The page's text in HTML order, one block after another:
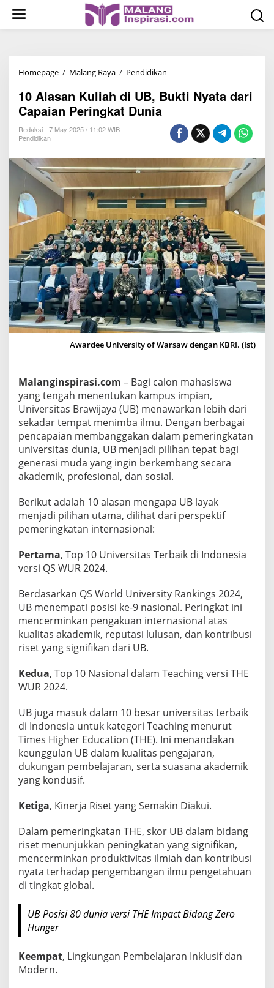
Homepage / Malang Raya / Pendidikan
A
a
a
n
K
u
l
i
a
h
d
i
U
,
t
i
N
y
a
t
a
d
r
i
a
i
a
n
P
i
k
a
D
i
10 Alasan Kuliah di UB, Bukti Nyata dari
Capaian Peringkat Dunia
Redaksi
7 May 2025 / 11:02 WIB
Pendidikan
Awardee University of Warsaw dengan KBRI. (Ist)
Malanginspirasi.com – Bagi calon mahasiswa
yang tengah menentukan kampus impian,
Universitas Brawijaya (UB) menawarkan lebih dari
sekadar tempat menimba ilmu. Dengan berbagai
pencapaian membanggakan dalam pemeringkatan
universitas dunia, UB menjadi pilihan tepat bagi
generasi muda yang ingin berkembang secara
akademik, profesional, dan sosial.
Berikut adalah 10 alasan mengapa UB layak
menjadi pilihan utama, dilihat dari perspektif
pemeringkatan internasional:
Pertama, Top 10 Universitas Terbaik di Indonesia
versi QS WUR 2024.
Berdasarkan QS World University Rankings 2024,
UB menempati posisi ke-9 nasional. Peringkat ini
mencerminkan pengakuan internasional atas
kualitas akademik, reputasi lulusan, dan kontribusi
riset yang signifikan dari UB.
Kedua, Top 10 Nasional dalam Teaching versi THE
WUR 2024.
UB juga masuk dalam 10 besar universitas terbaik
di Indonesia untuk kategori Teaching menurut
Times Higher Education (THE). Ini menandakan
keunggulan UB dalam kualitas pengajaran,
dukungan pembelajaran, serta suasana akademik
yang kondusif.
Ketiga, Kinerja Riset yang Semakin Diakui.
Dalam pemeringkatan THE, skor UB dalam bidang
riset menunjukkan peningkatan yang signifikan,
mencerminkan produktivitas ilmiah dan kontribusi
nyata terhadap pengembangan ilmu pengetahuan
di tingkat global.
UB Posisi 80 dunia versi THE Impact Bidang Zero
Hunger
Keempat, Lingkungan Pembelajaran Inklusif dan
Modern.